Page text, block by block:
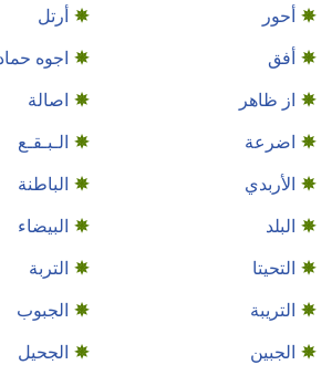
أحور
أرتل
أفق
اجوه
از ظاهر
اصالة
اضرعة
الـبـقـع
الأربدي
الباطنة
البلد
البيضاء
التحيتا
التربة
التريبة
الجبوب
الجبين
الجحيل